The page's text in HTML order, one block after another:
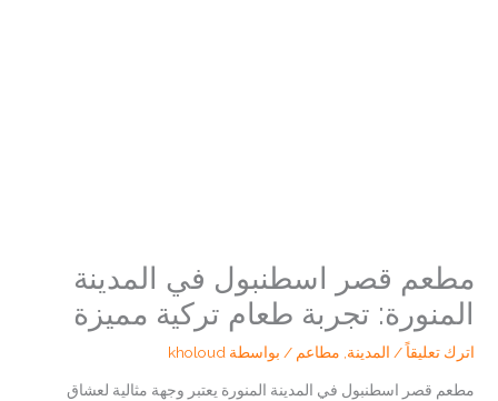
مطعم قصر اسطنبول في المدينة
المنورة: تجربة طعام تركية مميزة
اترك تعليقاً/ المدينة مطاعم / بواسطة kholoud
مطعم قصر اسطنبول في المدينة المنورة يعتبر وجهة مثالية لعشاق